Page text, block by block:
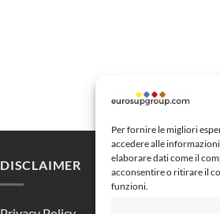
Per fornire le migliori
accedere alle
elaborare dati come il
acconsentire o ritirare il
funzioni.
DISCLAIMER